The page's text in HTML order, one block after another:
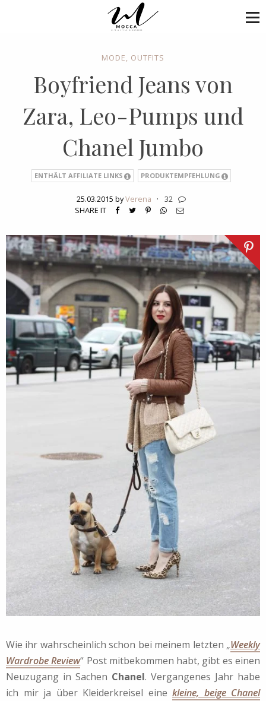
MODE, OUTFITS
Boyfriend Jeans von
Zara, Leo-Pumps und
Chanel Jumbo
ENTHÄLT AFFILIATE LINKS PRODUKTEMPFEHLUNG
25.03.2015 byVerena ·
32
SHARE IT
Wie ihr wahrscheinlich schon bei meinem letzten „Weekly
Wardrobe Review“ Post mitbekommen habt, gibt es einen
Neuzugang in Sachen Chanel. Vergangenes Jahr habe
ich mir ja über Kleiderkreisel eine kleine, beige Chanel